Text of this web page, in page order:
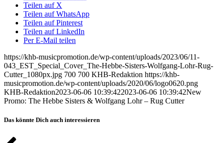
Teilen auf X
Teilen auf WhatsApp
Teilen auf Pinterest
Teilen auf LinkedIn
Per E-Mail teilen
https://khb-musicpromotion.de/wp-content/uploads/2023/06/11-
043_EST_Special_Cover_The-Hebbe-Sisters-Wolfgang-Lohr-Rug-
Cutter_1080px.jpg 700 700 KHB-Redaktion https://khb-
musicpromotion.de/wp-content/uploads/2020/06/logo0620.png
KHB-Redaktion2023-06-06 10:39:422023-06-06 10:39:42New
Promo: The Hebbe Sisters & Wolfgang Lohr – Rug Cutter
Das könnte Dich auch interessieren